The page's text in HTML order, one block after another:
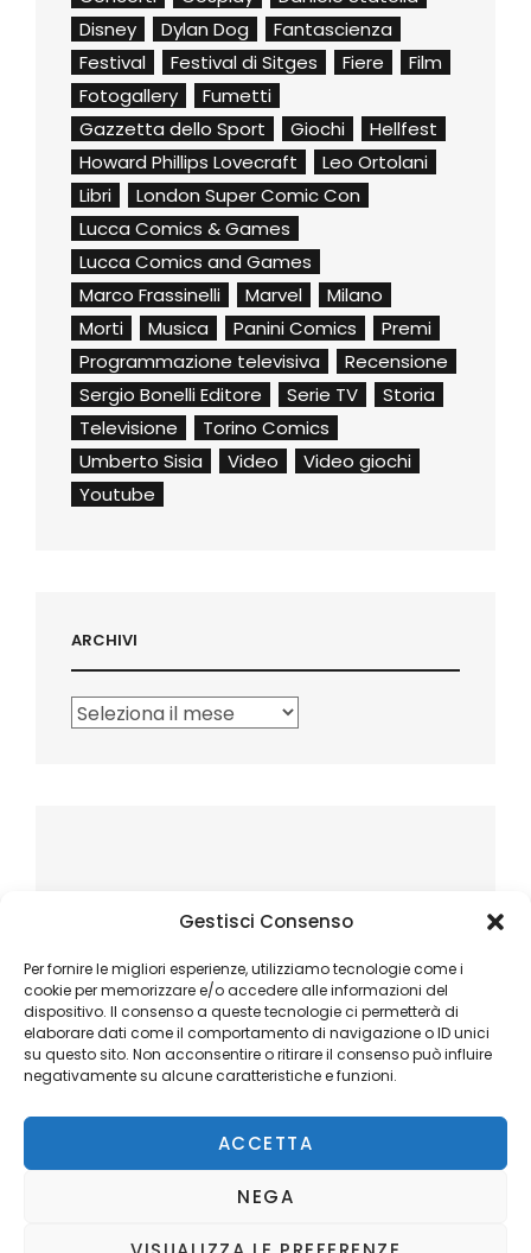
Gestisci Consenso
Per fornire le migliori esperienze, utilizziamo tecnologie come i
cookie per memorizzare e/o accedere alle informazioni del
dispositivo. Il consenso a queste tecnologie ci permetterà di
elaborare dati come il comportamento di navigazione o ID unici
su questo sito. Non acconsentire o ritirare il consenso può influire
negativamente su alcune caratteristiche e funzioni.
ACCETTA
NEGA
Disney
Dylan Dog
Fantascienza
Festival
Festival di Sitges Fiere
Film
Fotogallery
Fumetti
Gazzetta dello Sport
Giochi
Hellfest
Howard Phillips Lovecraft
Leo Ortolani
Libri
London Super Comic Con
Lucca Comics & Games
Lucca Comics and Games
Marco Frassinelli
Marvel
Milano
Morti
Musica Panini Comics
Premi
Programmazione televisiva
Recensione
Sergio Bonelli Editore
Serie TV
Storia
Televisione
Torino Comics
Umberto Sisia
Video
Video giochi
Youtube
ARCHIVI
Archivi